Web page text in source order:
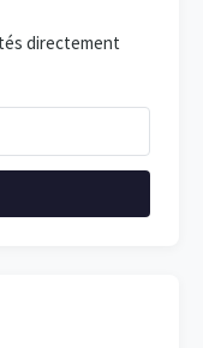
directement